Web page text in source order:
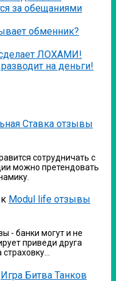
за обещаниями
обменник?
ЛОХАМИ!
на деньги!
Ставка отзывы
сотрудничать с
можно претендовать
к Modul life отзывы
- банки могут и не
приведи друга
Игра Битва Танков